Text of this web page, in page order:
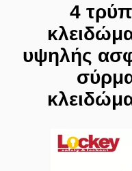
4
υψηλής